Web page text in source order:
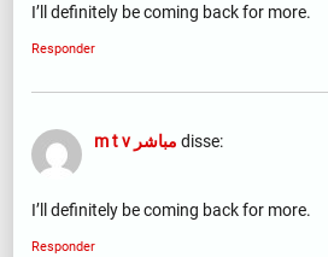
I’ll definitely be coming back for more.
Responder
m t v مباشر disse:
I’ll definitely be coming back for more.
Responder